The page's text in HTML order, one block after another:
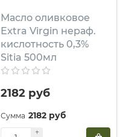
Масло оливковое
Extra Virgin нераф.
кислотность 0,3%
Sitia 500мл
2182 руб
2182 руб